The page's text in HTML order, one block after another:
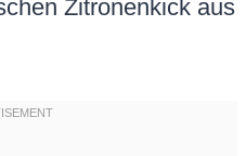
Zitronenkick aus